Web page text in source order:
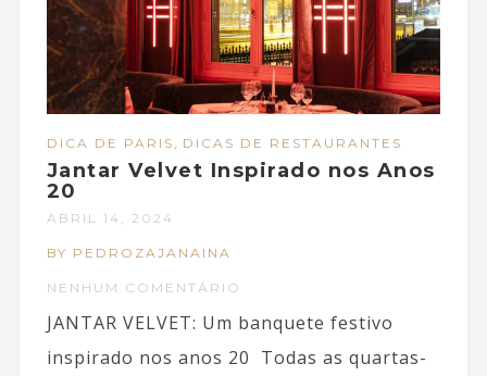
DICA DE PARIS , DICAS DE RESTAURANTES
Jantar Velvet Inspirado nos Anos
20
ABRIL 14, 2024
BY PEDROZAJANAINA
NENHUM COMENTÁRIO
JANTAR VELVET: Um banquete festivo
inspirado nos anos 20 Todas as quartas-